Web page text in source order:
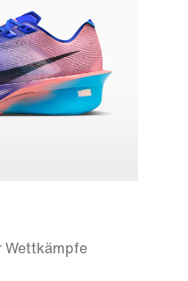
Wettkämpfe